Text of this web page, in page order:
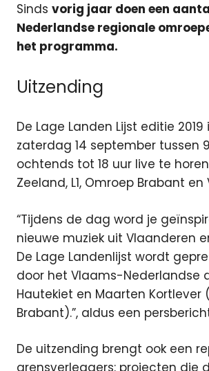
Sinds vorig jaar doen een
Nederlandse regionale
het programma.
Uitzending
De Lage Landen Lijst editie
zaterdag 14 september tussen 9
ochtends tot 18 uur live te
Zeeland, L1, Omroep Brabant en
“Tijdens de dag word je
nieuwe muziek uit Vlaanderen
De Lage Landenlijst wordt
door het Vlaams-Nederlandse
Hautekiet en Maarten Kortlever
Brabant).”, aldus een
De uitzending brengt ook een